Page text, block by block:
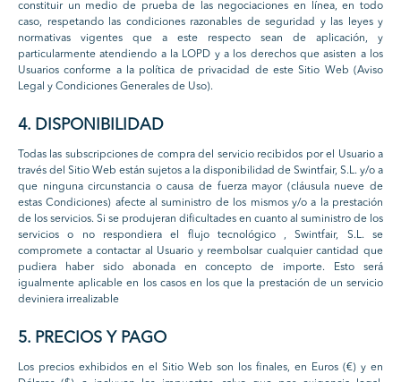
constituir un medio de prueba de las negociaciones en línea, en todo
caso, respetando las condiciones razonables de seguridad y las leyes y
normativas vigentes que a este respecto sean de aplicación, y
particularmente atendiendo a la LOPD y a los derechos que asisten a los
Usuarios conforme a la política de privacidad de este Sitio Web (Aviso
Legal y Condiciones Generales de Uso).
4. DISPONIBILIDAD
Todas las subscripciones de compra del servicio recibidos por el Usuario a
través del Sitio Web están sujetos a la disponibilidad de Swintfair, S.L. y/o a
que ninguna circunstancia o causa de fuerza mayor (cláusula nueve de
estas Condiciones) afecte al suministro de los mismos y/o a la prestación
de los servicios. Si se produjeran dificultades en cuanto al suministro de los
servicios o no respondiera el flujo tecnológico , Swintfair, S.L. se
compromete a contactar al Usuario y reembolsar cualquier cantidad que
pudiera haber sido abonada en concepto de importe. Esto será
igualmente aplicable en los casos en los que la prestación de un servicio
deviniera irrealizable
5. PRECIOS Y PAGO
Los precios exhibidos en el Sitio Web son los finales, en Euros (€) y en